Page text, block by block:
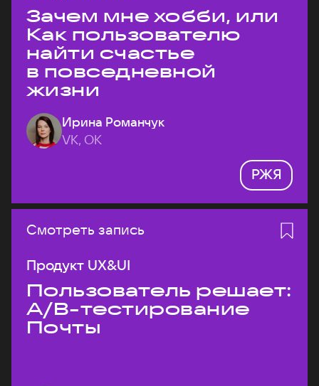
Зачем мне хобби, или
Как пользователю
найти счастье
в повседневной
жизни
Ирина Романчук
VK, ОК
РЖЯ
Смотреть запись
Продукт UX&UI
Пользователь решает:
A/B-тестирование
Почты